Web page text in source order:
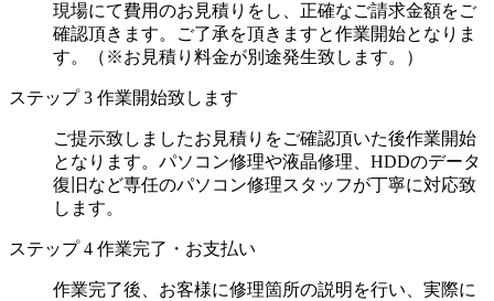
現場にて費用のお見積りをし、正確なご請求金額をご
確認頂きます。ご了承を頂きますと作業開始となりま
す。（※お見積り料金が別途発生致します。）
ステップ 3 作業開始致します
ご提示致しましたお見積りをご確認頂いた後作業開始
となります。パソコン修理や液晶修理、HDDのデータ
復旧など専任のパソコン修理スタッフが丁寧に対応致
します。
ステップ 4 作業完了・お支払い
作業完了後、お客様に修理箇所の説明を行い、実際に